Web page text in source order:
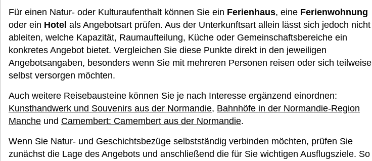
Für einen Natur- oder Kulturaufenthalt können Sie ein Ferienhaus, eine Ferienwohnung
oder ein Hotel als Angebotsart prüfen. Aus der Unterkunftsart allein lässt sich jedoch nicht
ableiten, welche Kapazität, Raumaufteilung, Küche oder Gemeinschaftsbereiche ein
konkretes Angebot bietet. Vergleichen Sie diese Punkte direkt in den jeweiligen
Angebotsangaben, besonders wenn Sie mit mehreren Personen reisen oder sich teilweise
selbst versorgen möchten.
Auch weitere Reisebausteine können Sie je nach Interesse ergänzend einordnen:
Kunsthandwerk und Souvenirs aus der Normandie, Bahnhöfe in der Normandie-Region
Manche und Camembert: Camembert aus der Normandie.
Wenn Sie Natur- und Geschichtsbezüge selbstständig verbinden möchten, prüfen Sie
zunächst die Lage des Angebots und anschließend die für Sie wichtigen Ausflugsziele. So